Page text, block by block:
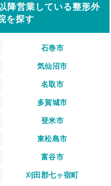
降営業している整形外
を探す
石巻市
気仙沼市
名取市
多賀城市
登米市
東松島市
富谷市
刈田郡七ヶ宿町